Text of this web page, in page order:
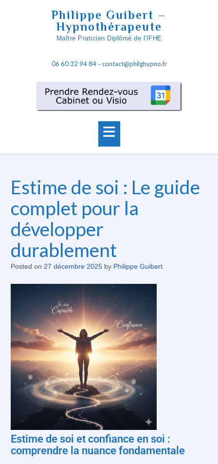
Philippe Guibert –
Hypnothérapeute
Maître Praticien Diplômé de l'IFHE
06 60 32 94 84- contact@philghypno.fr
Estime de soi : Le guide
complet pour la
développer
durablement
Posted on 27 décembre 2025 by Philippe Guibert
Estime de soi et confiance en soi :
comprendre la nuance fondamentale